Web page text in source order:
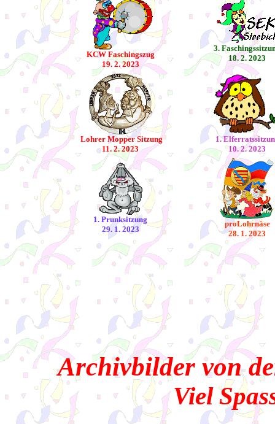
KCW Faschingszug
19. 2. 2023
3.
18. 2. 2023
Lohrer Mopper Sitzung
11. 2. 2023
1.
10. 2. 2023
1. Prunksitzung
29. 1. 2023
proLohrnäse
28. 1. 2023
Archivbilder von
Viel